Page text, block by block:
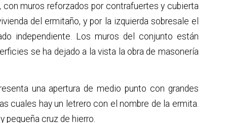
muros reforzados por contrafuertes y cubierta
del ermitaño, y por la izquierda sobresale el
independiente. Los muros del conjunto están
se ha dejado a la vista la obra de masonería
una apertura de medio punto con grandes
cuales hay un letrero con el nombre de la ermita.
pequeña cruz de hierro.